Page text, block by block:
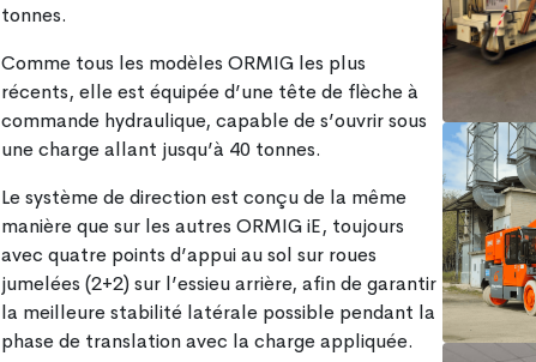
tonnes.
Comme tous les modèles ORMIG les plus
récents, elle est équipée d’une tête de flèche à
commande hydraulique, capable de s’ouvrir sous
une charge allant jusqu’à 40 tonnes.
Le système de direction est conçu de la même
manière que sur les autres ORMIG iE, toujours
avec quatre points d’appui au sol sur roues
jumelées (2+2) sur l’essieu arrière, afin de garantir
la meilleure stabilité latérale possible pendant la
phase de translation avec la charge appliquée.